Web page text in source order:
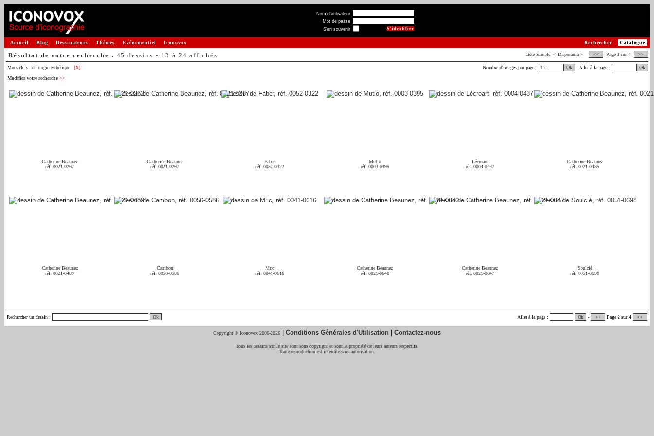
Nom d'utilisateur
Mot de passe
S'en souvenir
Accueil Blog Dessinateurs Thèmes Evénementiel Iconovox Catalogue
Rechercher
Liste Simple < Diaporama > << Page 2 sur 4 >>
Résultat de votre recherche : 45 dessins - 13 à 24 affichés
Nombre d'images par page : Ok - Aller à la page : Ok
Mots-clefs : chirurgie esthétique
[X]
Modifier votre recherche >>
Catherine Beaunez
réf. 0021-0262
Catherine Beaunez
réf. 0021-0267
Faber
réf. 0052-0322
Mutio
réf. 0003-0395
Lécroart
réf. 0004-0437
Catherine Beaunez
réf. 0021-0485
Catherine Beaunez
réf. 0021-0489
Cambon
réf. 0056-0586
Mric
réf. 0041-0616
Catherine Beaunez
réf. 0021-0640
Catherine Beaunez
réf. 0021-0647
Soulcié
réf. 0051-0698
Rechercher un dessin : Aller à la page : Ok - << Page 2 sur 4 >>
Copyright © Iconovox 2006-2026 | Conditions Générales d'Utilisation | Contactez-nous
Tous les dessins sur le site sont sous copyright et sont la propriété de leurs auteurs respectifs.
Toute reproduction est interdite sans autorisation.